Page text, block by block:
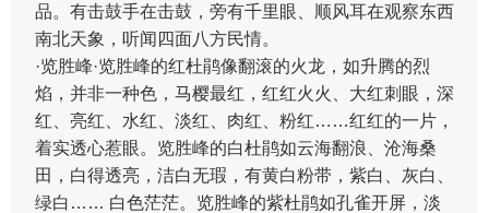
品。有击鼓手在击鼓，旁有千里眼、顺风耳在观察东西
南北天象，听闻四面八方民情。
·览胜峰·览胜峰的红杜鹃像翻滚的火龙，如升腾的烈
焰，并非一种色，马樱最红，红红火火、大红刺眼，深
红、亮红、水红、淡红、肉红、粉红……红红的一片，
着实透心惹眼。览胜峰的白杜鹃如云海翻浪、沧海桑
田，白得透亮，洁白无瑕，有黄白粉带，紫白、灰白、
绿白…… 白色茫茫。览胜峰的紫杜鹃如孔雀开屏，淡